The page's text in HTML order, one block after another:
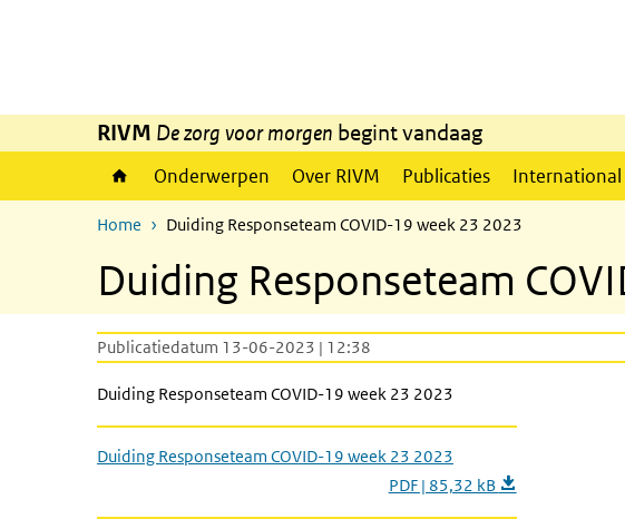
RIVM De zorg voor morgen begint vandaag
Onderwerpen Over RIVM Publicaties International
Home Duiding Responseteam COVID-19 week 23 2023
Duiding Responseteam
Publicatiedatum 13-06-2023 | 12:38
Duiding Responseteam COVID-19 week 23 2023
Duiding Responseteam COVID-19 week 23 2023
PDF | 85,32 kB